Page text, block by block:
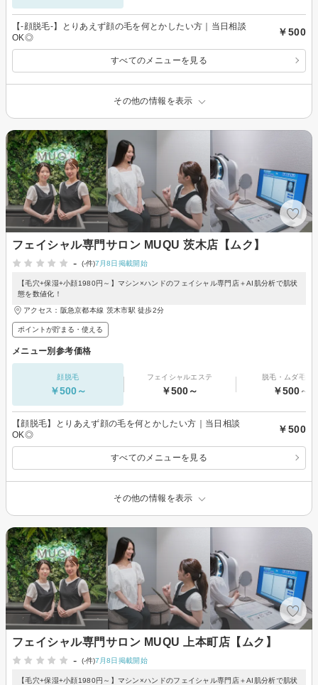
【-顔脱毛-】とりあえず顔の毛を何とかしたい方｜当日相談
OK◎
￥500
すべてのメニューを見る
その他の情報を表示
フェイシャル専門サロン MUQU 茨木店【ムク】
-
(-件)7月8日掲載開始
【毛穴+保湿+小顔1980円～】マシン×ハンドのフェイシャル専門店＋AI肌分析で肌状
態を数値化！
アクセス：阪急京都本線 茨木市駅 徒歩2分
ポイントが貯まる・使える
メニュー別参考価格
顔脱毛
￥500～
フェイシャルエステ
￥500～
脱毛・ムダ毛処
￥500～
【顔脱毛】とりあえず顔の毛を何とかしたい方｜当日相談
OK◎
￥500
すべてのメニューを見る
その他の情報を表示
フェイシャル専門サロン MUQU 上本町店【ムク】
-
(-件)7月8日掲載開始
【毛穴+保湿+小顔1980円～】マシン×ハンドのフェイシャル専門店＋AI肌分析で肌状